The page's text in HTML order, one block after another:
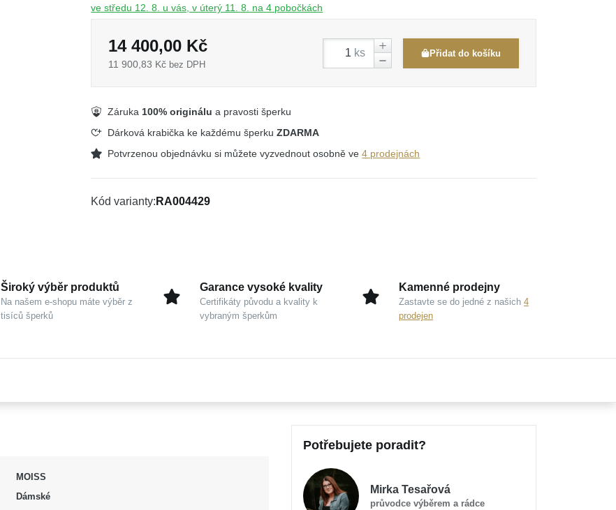
ve středu 12. 8. u vás, v úterý 11. 8. na 4 pobočkách
14 400,00 Kč
11 900,83 Kč bez DPH
ks Přidat do košíku
Záruka 100% originálu a pravosti šperku
Dárková krabička ke každému šperkuZDARMA
Potvrzenou objednávku si můžete vyzvednout osobně ve4 prodejnách
Kód varianty RA004429
Široký výběr produktů
Na našem e-shopu máte výběr z
tisíců šperků
Garance vysoké kvality
Certifikáty původu a kvality k
vybraným šperkům
Kamenné prodejny
Zastavte se do jedné z našich 4
prodejen
MOISS
Dámské
Potřebujete poradit?
Mirka Tesařová
průvodce výběrem a rádce